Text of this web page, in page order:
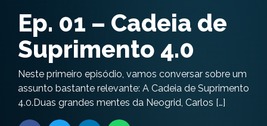
Ep. 01 – Cadeia de
Suprimento 4.0
Neste primeiro episódio, vamos conversar sobre um
assunto bastante relevante: A Cadeia de Suprimento
4.0.Duas grandes mentes da Neogrid, Carlos […]